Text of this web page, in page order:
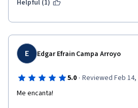
Helpful (1)
E Edgar Efrain Campa Arroyo
5.0 · Reviewed Feb 14,
Me encanta!